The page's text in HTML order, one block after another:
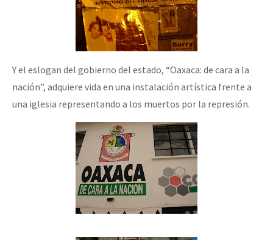
Y el eslogan del gobierno del estado, “Oaxaca: de cara a la
nación”, adquiere vida en una instalación artística frente a
una iglesia representando a los muertos por la represión.